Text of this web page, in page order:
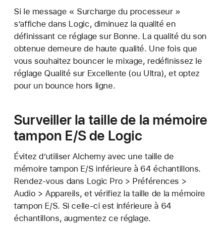
Si le message « Surcharge du processeur »
s’affiche dans Logic, diminuez la qualité en
définissant ce réglage sur Bonne. La qualité du son
obtenue demeure de haute qualité. Une fois que
vous souhaitez bouncer le mixage, redéfinissez le
réglage Qualité sur Excellente (ou Ultra), et optez
pour un bounce hors ligne.
Surveiller la taille de la mémoire
tampon E/S de Logic
Évitez d’utiliser Alchemy avec une taille de
mémoire tampon E/S inférieure à 64 échantillons.
Rendez-vous dans Logic Pro > Préférences >
Audio > Appareils, et vérifiez la taille de la mémoire
tampon E/S. Si celle-ci est inférieure à 64
échantillons, augmentez ce réglage.